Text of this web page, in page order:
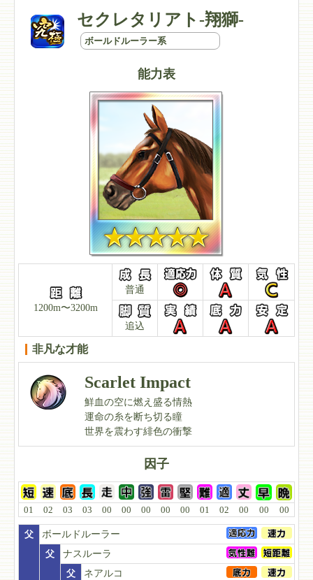
セクレタリアト-翔獅-
ボールドルーラー系
能力表
1200m〜3200m
普通
追込
非凡な才能
Scarlet Impact
鮮血の空に燃え盛る情熱
運命の糸を断ち切る瞳
世界を震わす緋色の衝撃
因子
01 02 03 03 00 00 00 00 00 01 02 00 00 00
父
ボールドルーラー
父
ナスルーラ
父
ネアルコ